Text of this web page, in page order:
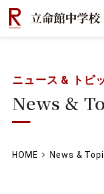
ニュース & トピ
News &
HOME News &